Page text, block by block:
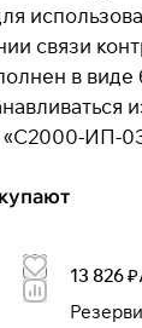
связи
в виде
ИП-
13 826